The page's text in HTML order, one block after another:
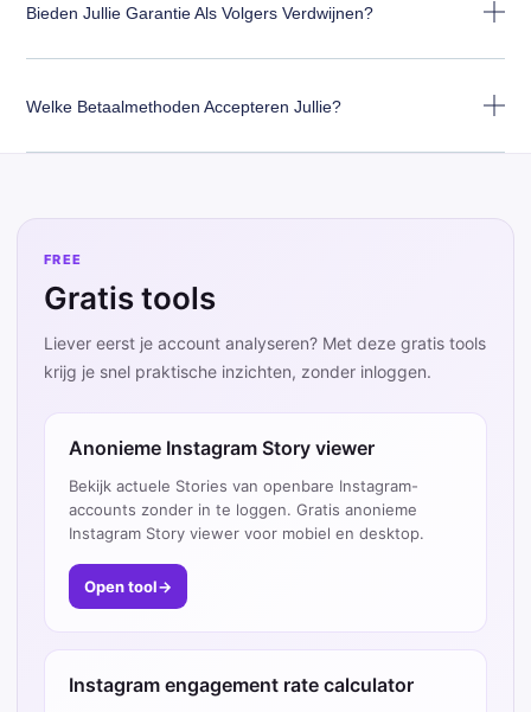
Bieden Jullie Garantie Als Volgers Verdwijnen?
Welke Betaalmethoden Accepteren Jullie?
FREE
Gratis tools
Liever eerst je account analyseren? Met deze gratis tools
krijg je snel praktische inzichten, zonder inloggen.
Anonieme Instagram Story viewer
Bekijk actuele Stories van openbare Instagram-
accounts zonder in te loggen. Gratis anonieme
Instagram Story viewer voor mobiel en desktop.
Open tool→
Instagram engagement rate calculator